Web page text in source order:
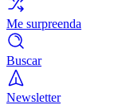
Me surpreenda
Buscar
Newsletter